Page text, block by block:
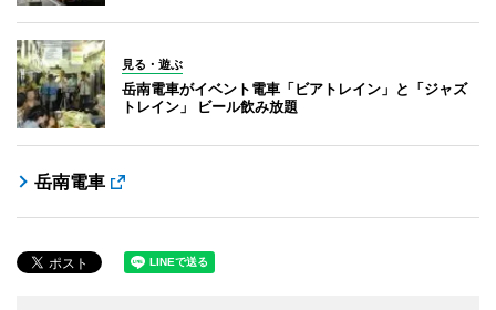
見る・遊ぶ
岳南電車がイベント電車「ビアトレイン」と「ジャズ
トレイン」 ビール飲み放題
岳南電車